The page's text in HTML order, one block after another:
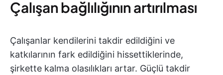
Çalışan bağlılığının artırılması
Çalışanlar kendilerini takdir edildiğini ve
katkılarının fark edildiğini hissettiklerinde,
şirkette kalma olasılıkları artar. Güçlü takdir